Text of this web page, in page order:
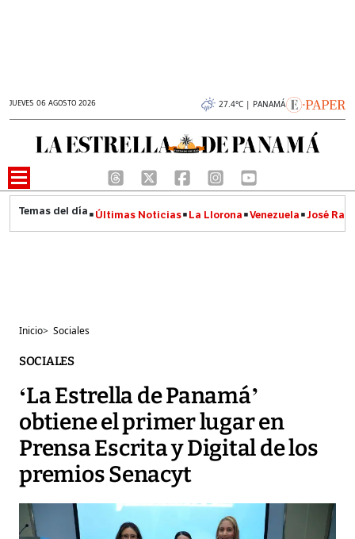
JUEVES 06 AGOSTO 2026 27.4°C | PANAMÁ
Últimas Noticias La Llorona Venezuela José
Inicio> Sociales
SOCIALES
‘La Estrella de Panamá’
obtiene el primer lugar en
Prensa Escrita y Digital de los
premios Senacyt